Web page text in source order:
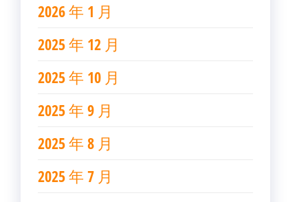
2026 年 1 月
2025 年 12 月
2025 年 10 月
2025 年 9 月
2025 年 8 月
2025 年 7 月